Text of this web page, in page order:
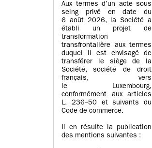
Aux termes d’un acte sous
seing privé en date du
6 août 2026, la Société a
établi un projet de
transformation
transfrontalière aux termes
duquel il est envisagé de
transférer le siège de la
Société, société de droit
français, vers
le Luxembourg,
conformément aux articles
L. 236–50 et suivants du
Code de commerce.
Il en résulte la publication
des mentions suivantes :